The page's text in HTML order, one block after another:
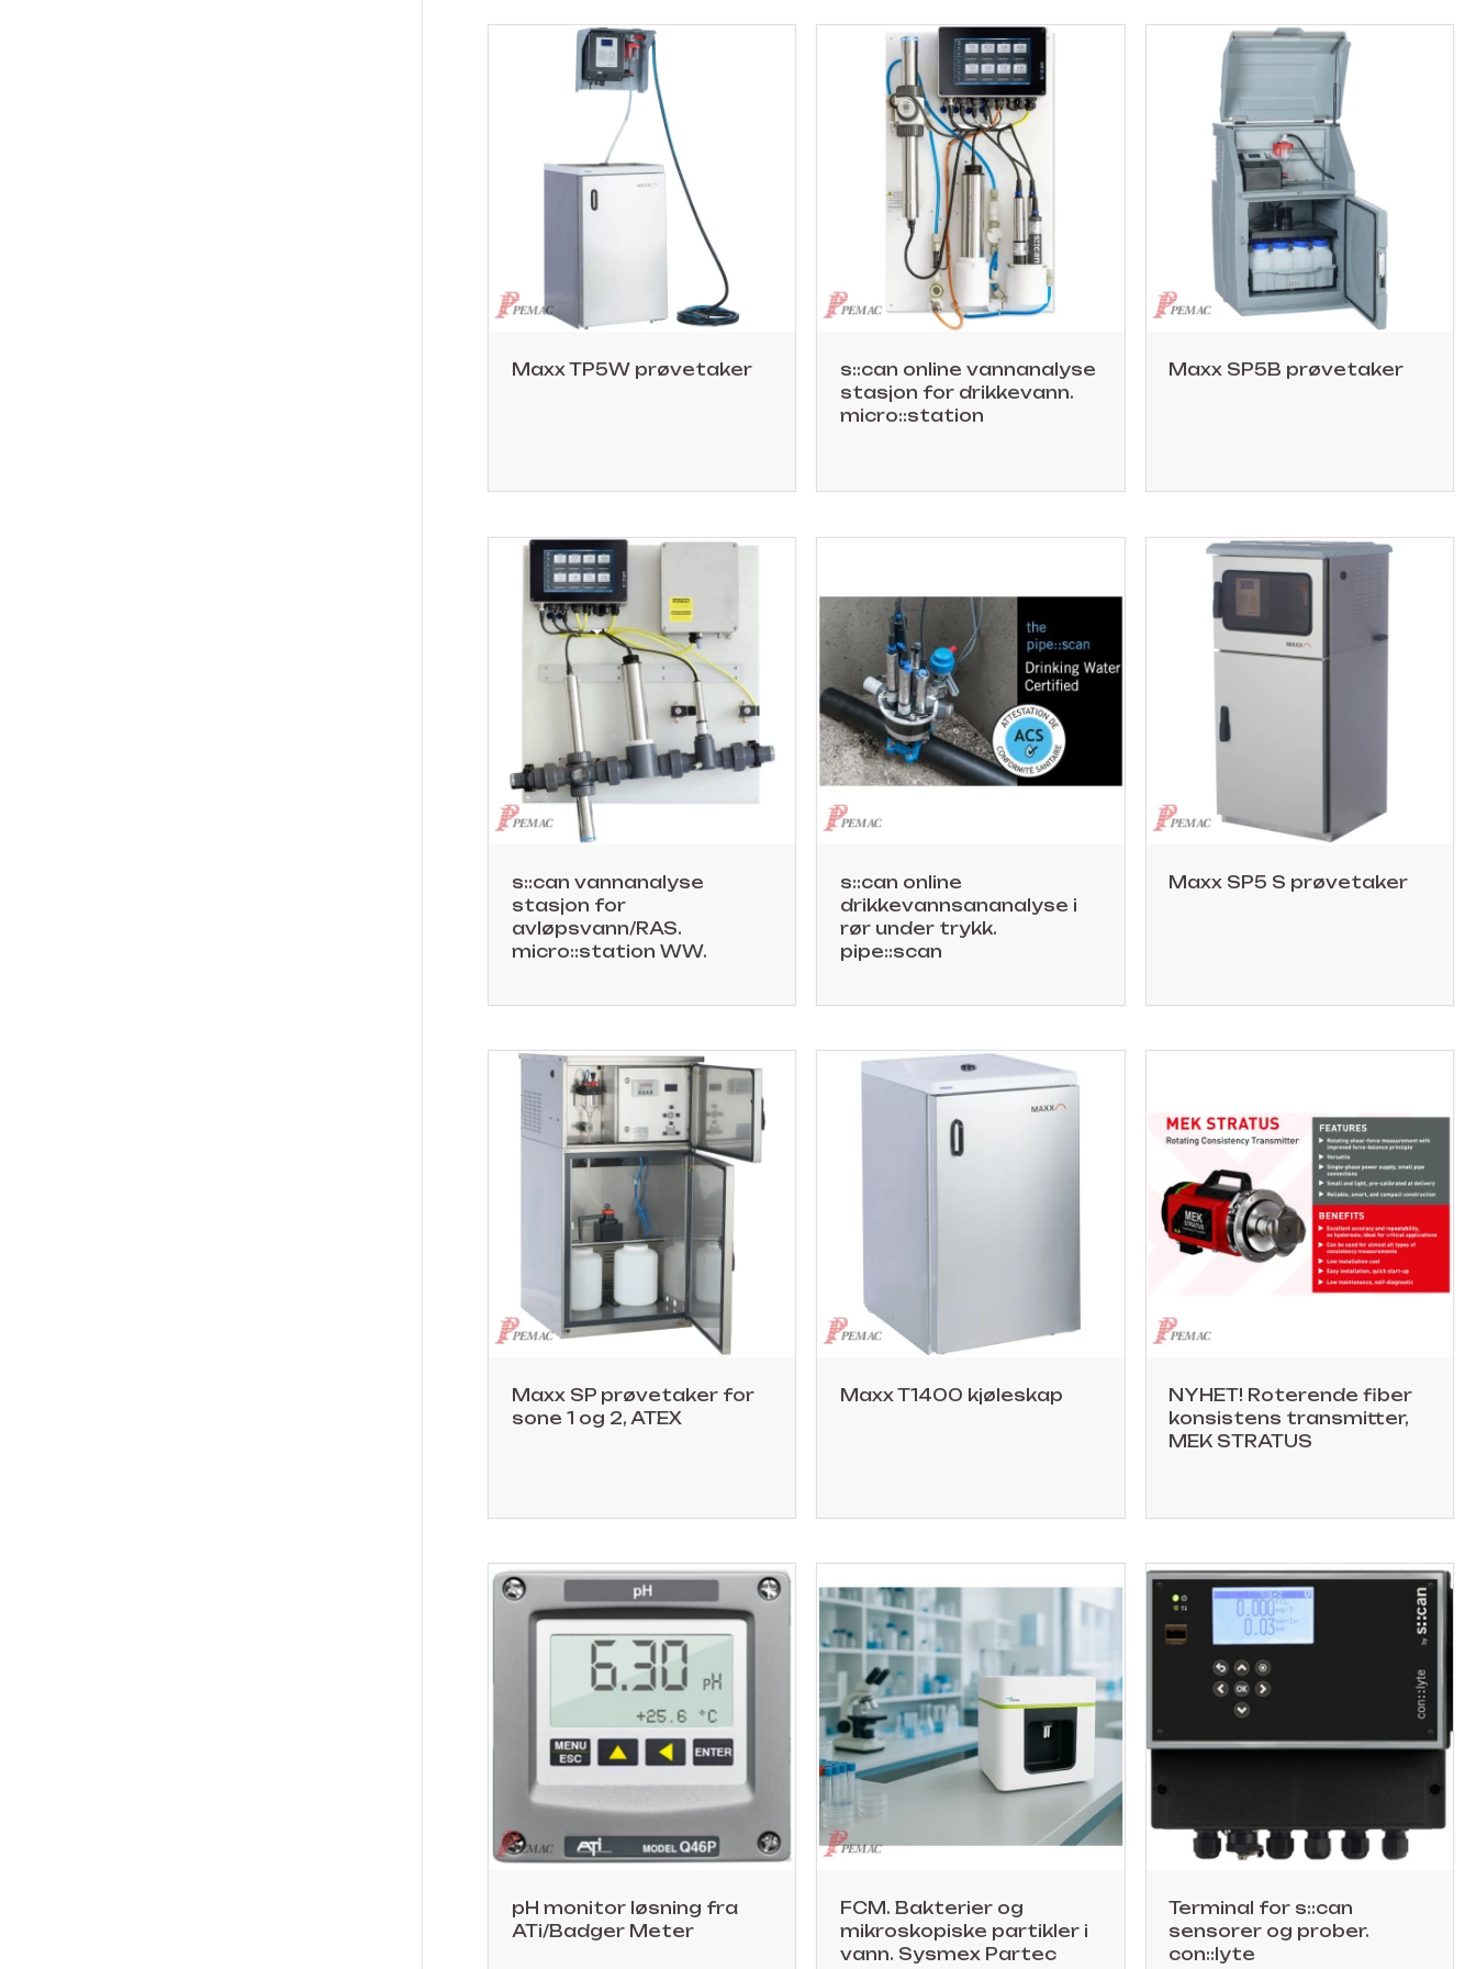
Maxx TP5W prøvetaker
s::can online vannanalyse
stasjon for drikkevann.
micro::station
Maxx SP5B prøvetaker
s::can vannanalyse
stasjon for
avløpsvann/RAS.
micro::station WW.
s::can online
drikkevannsananalyse i
rør under trykk.
pipe::scan
Maxx SP5 S prøvetaker
Maxx SP prøvetaker for
sone 1 og 2, ATEX
Maxx T1400 kjøleskap
NYHET! Roterende fiber
konsistens transmitter,
MEK STRATUS
pH monitor løsning fra
ATi/Badger Meter
FCM. Bakterier og
mikroskopiske partikler i
vann. Sysmex Partec
Terminal for s::can
sensorer og prober.
con::lyte